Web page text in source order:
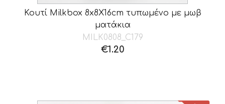
Κουτί Milkbox 8x8X16cm τυπωμένο με μωβ
ματάκια
MILK0808_C179
€1.20